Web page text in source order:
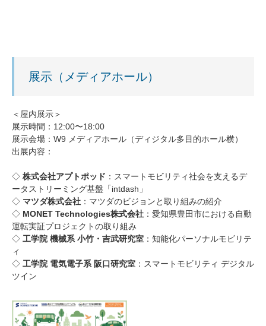
展示（メディアホール）
＜屋内展示＞
展示時間：12:00〜18:00
展示会場：W9 メディアホール（ディジタル多目的ホール横）
出展内容：
◇ 株式会社アプトポッド ：スマートモビリティ社会を支えるデ
ータストリーミング基盤「intdash」
◇ マツダ株式会社 ：マツダのビジョンと取り組みの紹介
◇ MONET Technologies株式会社 ：愛知県豊田市における自動
運転実証プロジェクトの取り組み
◇ 工学院 機械系 小竹・吉武研究室 ：知能化パーソナルモビリテ
ィ
◇ 工学院 電気電子系 阪口研究室 ：スマートモビリティ デジタル
ツイン